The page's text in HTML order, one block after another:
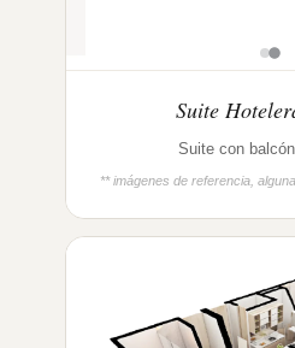
Suite
Suite con
** imágenes de referencia,